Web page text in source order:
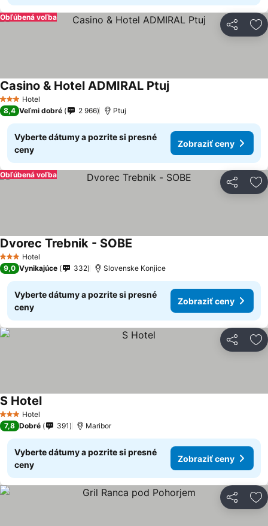
Zdieľať
Obľúbená voľba
3 Počet hviezdičiek
Hotel
Casino & Hotel ADMIRAL Ptuj
8,4 Veľmi dobré 2 966 Ptuj
Vyberte dátumy a pozrite si presné
ceny
Zobraziť ceny
Zdieľať
Obľúbená voľba
3 Počet hviezdičiek
Hotel
Dvorec Trebnik - SOBE
9,0 Vynikajúce 332 Slovenske Konjice
Vyberte dátumy a pozrite si presné
ceny
Zobraziť ceny
Zdieľať
3 Počet hviezdičiek
Hotel
S Hotel
7,8 Dobré 391 Maribor
Vyberte dátumy a pozrite si presné
ceny
Zobraziť ceny
Zdieľať